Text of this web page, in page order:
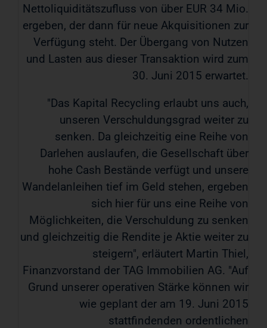
Nettoliquiditätszufluss von über EUR 34 Mio.
ergeben, der dann für neue Akquisitionen zur
Verfügung steht. Der Übergang von Nutzen
und Lasten aus dieser Transaktion wird zum
30. Juni 2015 erwartet.
"Das Kapital Recycling erlaubt uns auch,
unseren Verschuldungsgrad weiter zu
senken. Da gleichzeitig eine Reihe von
Darlehen auslaufen, die Gesellschaft über
hohe Cash Bestände verfügt und unsere
Wandelanleihen tief im Geld stehen, ergeben
sich hier für uns eine Reihe von
Möglichkeiten, die Verschuldung zu senken
und gleichzeitig die Rendite je Aktie weiter zu
steigern", erläutert Martin Thiel,
Finanzvorstand der TAG Immobilien AG. "Auf
Grund unserer operativen Stärke können wir
wie geplant der am 19. Juni 2015
stattfindenden ordentlichen